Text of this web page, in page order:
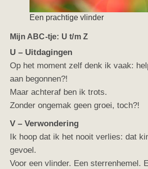
Een prachtige vlinder
Mijn ABC-tje: U t/m Z
U – Uitdagingen
Op het moment zelf denk ik vaak:
aan begonnen?!
Maar achteraf ben ik trots.
Zonder ongemak geen groei, toch?!
V – Verwondering
Ik hoop dat ik het nooit verlies: dat
gevoel.
Voor een vlinder. Een sterrenhemel.